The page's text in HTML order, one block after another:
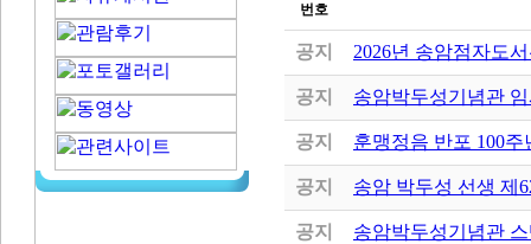
번호
공지 2026년 송암점자도
공지 송암박두성기념관
공지 훈맹정음 반포 100
공지 송암 박두성 선생 제
공지 송암박두성기념관